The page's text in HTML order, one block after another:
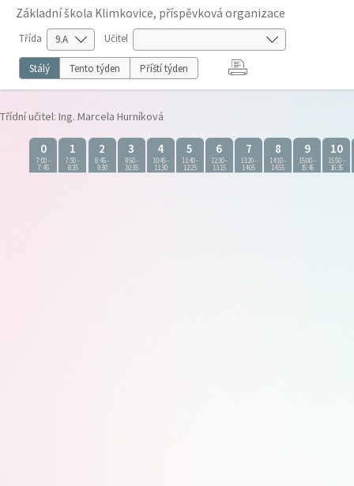
Základní škola Klimkovice, příspěvková organizace
Třída Učitel
Stálý Tento týden Příští týden
Třídní učitel: Ing. Marcela Hurníková
0
7:00-
7:45
1
7:50-
8:35
2
8:45-
9:30
3
9:50-
10:35
4
10:45-
11:30
5
11:40-
12:25
6
12:30-
13:15
7
13:20-
14:05
8
14:10-
14:55
9
15:00-
15:45
10
15:50-
16:35